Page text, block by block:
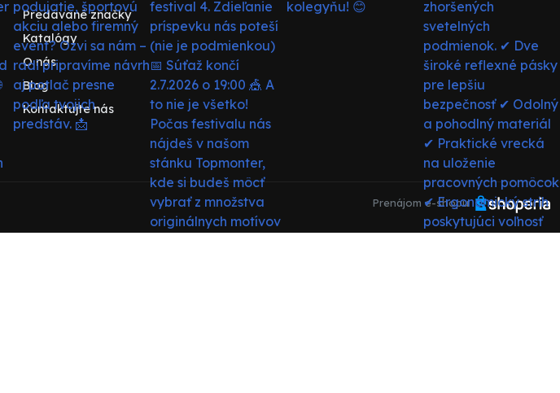
Predávané značky
Katalógy
O nás
Blog
Kontaktujte nás
Prenájom e-shopu